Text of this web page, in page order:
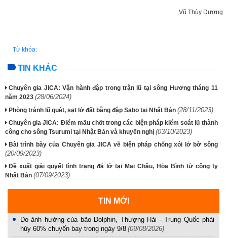
Vũ Thùy Dương
Từ khóa:
TIN KHÁC
Chuyên gia JICA: Vận hành đập trong trận lũ tại sông Hương tháng 11
năm 2023 (28/06/2024)
Phòng tránh lũ quét, sạt lở đất bằng đập Sabo tại Nhật Bản (28/11/2023)
Chuyên gia JICA: Điểm mấu chốt trong các biện pháp kiểm soát lũ thành
công cho sông Tsurumi tại Nhật Bản và khuyến nghị (03/10/2023)
Bài trình bày của Chuyên gia JICA về biện pháp chống xói lở bờ sông
(20/09/2023)
Đề xuất giải quyết tình trạng đá lở tại Mai Châu, Hòa Bình từ công ty
Nhật Bản (07/09/2023)
TIN MỚI
Do ảnh hưởng của bão Dolphin, Thượng Hải - Trung Quốc phải
hủy 60% chuyến bay trong ngày 9/8 (09/08/2026)